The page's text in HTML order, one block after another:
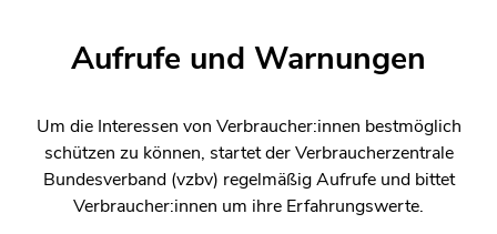
Aufrufe und Warnungen
Um die Interessen von Verbraucher:innen bestmöglich
schützen zu können, startet der Verbraucherzentrale
Bundesverband (vzbv) regelmäßig Aufrufe und bittet
Verbraucher:innen um ihre Erfahrungswerte.